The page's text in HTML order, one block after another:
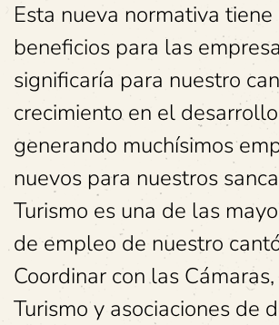
Esta nueva normativa tiene
beneficios para las
significaría para nuestro
crecimiento en el
generando muchísimos
nuevos para nuestros
Turismo es una de las
de empleo de nuestro
Coordinar con las
Turismo y asociaciones de